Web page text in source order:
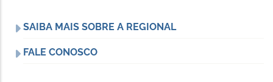
SAIBA MAIS SOBRE A REGIONAL
FALE CONOSCO